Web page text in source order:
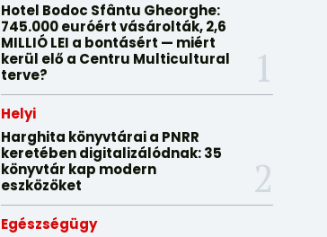
Hotel Bodoc Sfântu Gheorghe:
745.000 euróért vásárolták, 2,6
MILLIÓ LEI a bontásért — miért
kerül elő a Centru Multicultural
terve?
Helyi
Harghita könyvtárai a PNRR
keretében digitalizálódnak: 35
könyvtár kap modern
eszközöket
Egészségügy